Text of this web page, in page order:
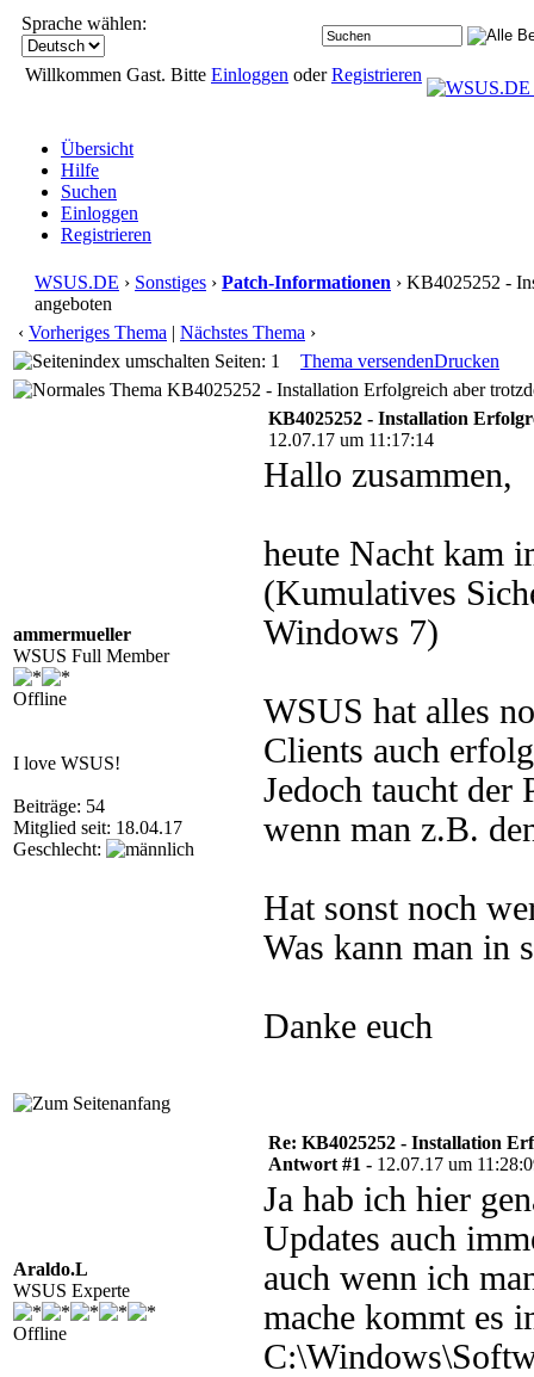
Sprache wählen:
Willkommen Gast. Bitte Einloggen oderRegistrieren
Übersicht
Hilfe
Suchen
Einloggen
Registrieren
WSUS.DE › Sonstiges › Patch-Informationen › KB4025252 -
angeboten
‹ Vorheriges Thema | Nächstes Thema ›
Seiten: 1
Thema versendenDrucken
KB4025252 - Installation Erfolgreich aber
ammermueller
WSUS Full Member
Offline
I love WSUS!
Beiträge: 54
Mitglied seit: 18.04.17
Geschlecht:
KB4025252 - Installation
12.07.17 um 11:17:14
Hallo zusammen,
heute Nacht kam
(Kumulatives
Windows 7)
WSUS hat alles
Clients auch
Jedoch taucht der
wenn man z.B.
Hat sonst noch
Was kann man in
Danke euch
Araldo.L
WSUS Experte
Offline
Re: KB4025252 - Installation
Antwort #1 - 12.07.17 um
Ja hab ich hier
Updates auch
auch wenn ich
mache kommt es